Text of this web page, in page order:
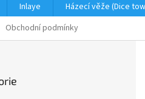
Inlaye Házecí věže (Dice
Obchodní podmínky